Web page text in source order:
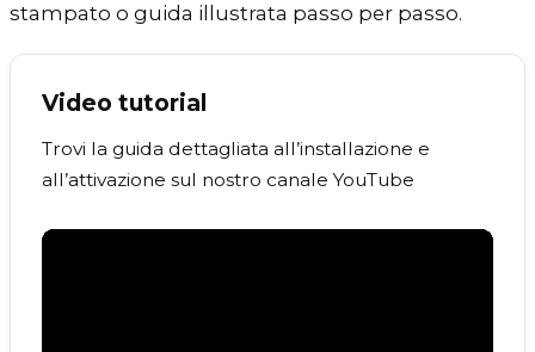
stampato o guida illustrata passo per passo.
Video tutorial
Trovi la guida dettagliata all’installazione e
all’attivazione sul nostro canale YouTube